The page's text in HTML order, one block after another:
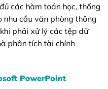
các hàm toán học, thống
nhu cầu văn phòng thông
phải xử lý các tệp dữ
phân tích tài chính
PowerPoint